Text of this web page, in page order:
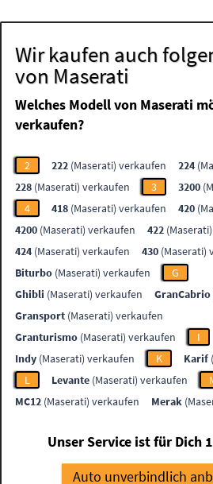
Wir kaufen auch
von Maserati
Welches Modell von Maserati
verkaufen?
2 222 (Maserati) verkaufen 224
228 (Maserati) verkaufen 3 3200
4
418 (Maserati) verkaufen 420
4200 (Maserati) verkaufen 422
424 (Maserati) verkaufen 430 (Maserati)
Biturbo (Maserati) verkaufen
G
Ghibli (Maserati) verkaufen GranCabrio
Gransport (Maserati) verkaufen
Granturismo (Maserati) verkaufen
I
Indy (Maserati) verkaufen K Karif
L
Levante (Maserati) verkaufen
MC12 (Maserati) verkaufen Merak
Unser Service ist für Dich
Auto unverbindlich